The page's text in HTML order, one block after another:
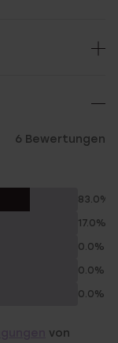
6 Bewertungen
83.0%
17.0%
0.0%
0.0%
0.0%
von